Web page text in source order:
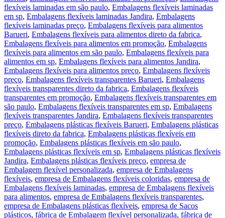
flexíveis laminadas em são paulo, Embalagens flexíveis laminadas
em sp, Embalagens flexíveis laminadas Jandira, Embalagens
flexíveis laminadas preço, Embalagens flexíveis para alimentos
Barueri, Embalagens flexíveis para alimentos direto da fabrica,
Embalagens flexíveis para alimentos em promoção, Embalagens
flexíveis para alimentos em são paulo, Embalagens flexíveis para
alimentos em sp, Embalagens flexíveis para alimentos Jandira,
Embalagens flexíveis para alimentos preço, Embalagens flexíveis
preço, Embalagens flexíveis transparentes Barueri, Embalagens
flexíveis transparentes direto da fabrica, Embalagens flexíveis
transparentes em promoção, Embalagens flexíveis transparentes em
são paulo, Embalagens flexíveis transparentes em sp, Embalagens
flexíveis transparentes Jandira, Embalagens flexíveis transparentes
preço, Embalagens plásticas flexíveis Barueri, Embalagens plásticas
flexíveis direto da fabrica, Embalagens plásticas flexíveis em
promoção, Embalagens plásticas flexíveis em são paulo,
Embalagens plásticas flexíveis em sp, Embalagens plásticas flexíveis
Jandira, Embalagens plásticas flexíveis preço, empresa de
Embalagem flexível personalizada, empresa de Embalagens
flexíveis, empresa de Embalagens flexíveis coloridas, empresa de
Embalagens flexíveis laminadas, empresa de Embalagens flexíveis
para alimentos, empresa de Embalagens flexíveis transparentes,
empresa de Embalagens plásticas flexíveis, empresa de Sacos
plásticos, fábrica de Embalagem flexível personalizada, fábrica de